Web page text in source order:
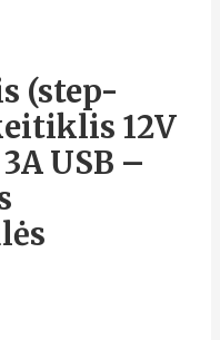
(step-
12V
USB –